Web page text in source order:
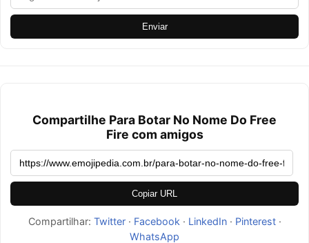
Enviar
Compartilhe Para Botar No Nome Do Free
Fire com amigos
Copiar URL
Compartilhar: Twitter· Facebook · LinkedIn· Pinterest·
WhatsApp